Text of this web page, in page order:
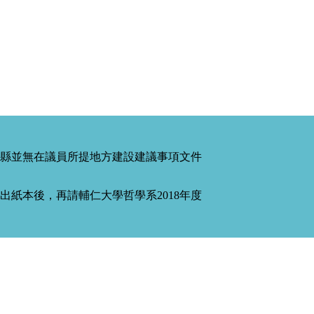
並無在議員所提地方建設建議事項文件
紙本後，再請輔仁大學哲學系2018年度